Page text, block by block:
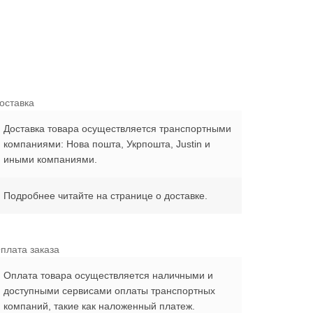
Доставка товара осуществляется транспортными
компаниями: Нова пошта, Укрпошта, Justin и
иными компаниями.
Подробнее читайте на странице о доставке.
заказа
Оплата товара осуществляется наличными и
доступными сервисами оплаты транспортных
компаний, такие как наложенный платеж.